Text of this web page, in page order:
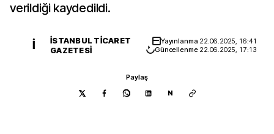
verildiği kaydedildi.
İ
İSTANBUL TICARET
GAZETESI
Yayınlanma 22.06.2025, 16:41
Güncellenme 22.06.2025, 17:13
Paylaş
N